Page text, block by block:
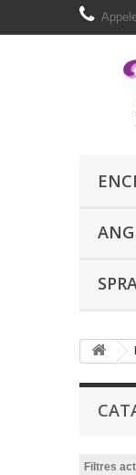
Filtres